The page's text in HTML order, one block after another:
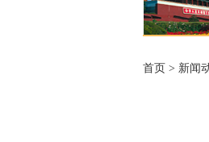
首页 > 新闻